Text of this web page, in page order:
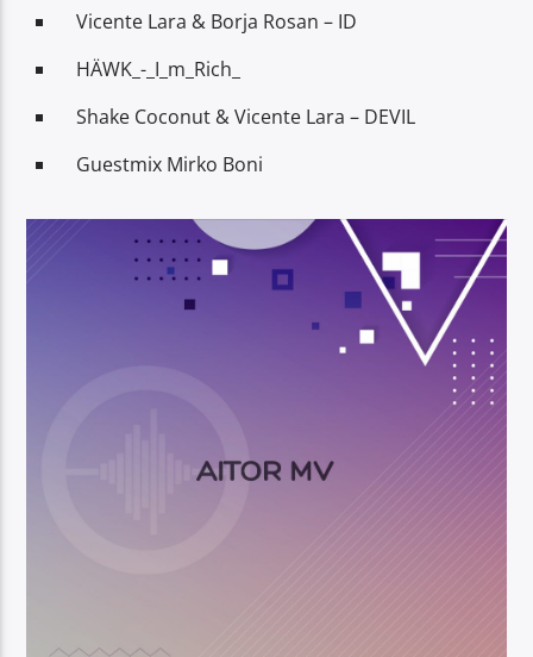
Vicente Lara & Borja Rosan – ID
HÄWK_-_I_m_Rich_
Shake Coconut & Vicente Lara – DEVIL
Guestmix Mirko Boni